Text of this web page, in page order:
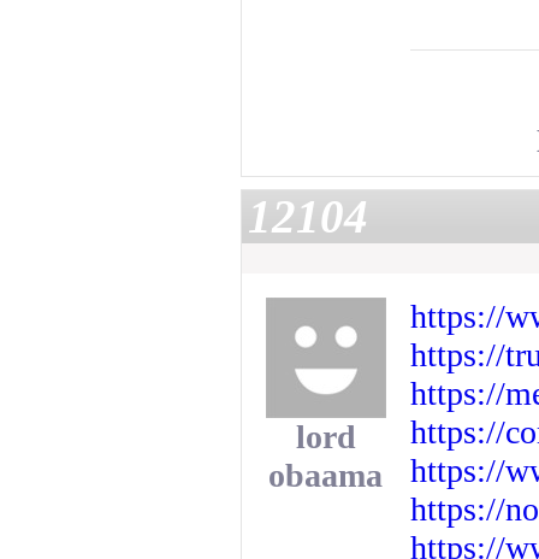
12104
lord
obaama
https://
https://
https://
https://
https://
https://
https://